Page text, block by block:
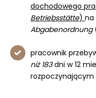
dochodowego
Betriebsstätte) na
Abgabenordnung
pracownik
niż 183dni w 12
rozpoczynającym